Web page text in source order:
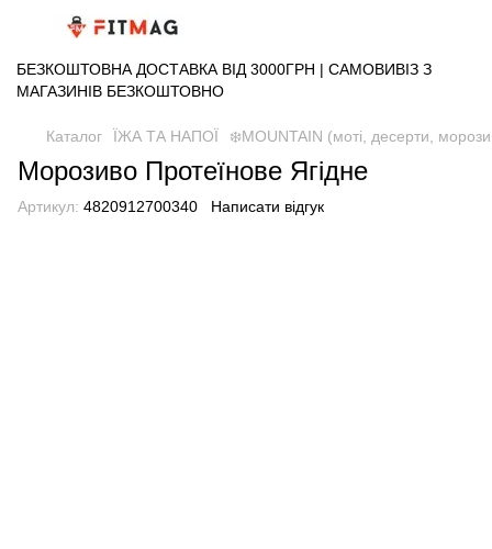
БЕЗКОШТОВНА ДОСТАВКА ВІД 3000ГРН | САМОВИВІЗ З
МАГАЗИНІВ БЕЗКОШТОВНО
Каталог ЇЖА ТА НАПОЇ ❄️MOUNTAIN (моті, десерти,
Морозиво Протеїнове Ягідне
Артикул: 4820912700340 Написати відгук